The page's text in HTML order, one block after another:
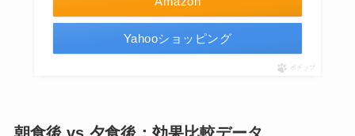
Yahooショッピング
ポチップ